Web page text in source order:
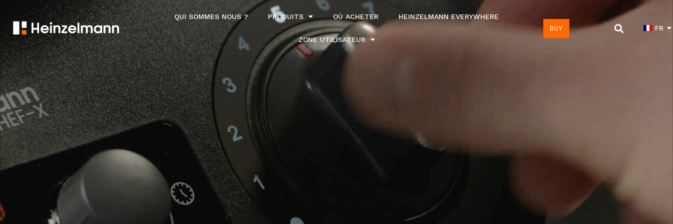
QUI SOMMES NOUS ? PRODUITS OÙ ACHETER HEINZELMANN EVERYWHERE
ZONE UTILISATEUR
BUY FR